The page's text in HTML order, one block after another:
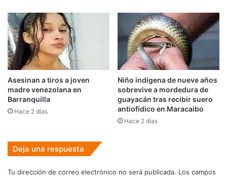
Asesinan a tiros a joven
madre venezolana en
Barranquilla
Hace 2 días
Niño indígena de nueve años
sobrevive a mordedura de
guayacán tras recibir suero
antiofídico en Maracaibo
Hace 2 días
Deja una respuesta
Tu dirección de correo electrónico no será publicada. Los campos